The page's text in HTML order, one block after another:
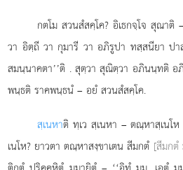
กตโม สวนสํสคฺโค? อิเธกจฺโจ สุณาติ
วา อิตฺถี วา กุมารี วา อภิรูปา ทสฺสนียา ป
สมนฺนาคตา’’ติ . สุตฺวา สุณิตฺวา อภินนฺทติ อ
พนฺธติ ราคพนฺธนํ – อยํ สวนสํสคฺโค.
สฺเนหาติ ทฺเว สฺเนหา – ตณฺหาสฺเนโ
เนโห? ยาวตา ตณฺหาสงฺขาเตน สีมกตํ [สีมกตํ